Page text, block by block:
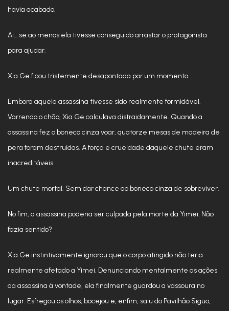
havia acabado.
Ai… se ao menos ela tivesse conseguido arrastar o protagonista
para ajudar.
Xia Ge ficou tristemente desapontada por um momento.
Embora aquela assassina tivesse sido realmente formidável.
Varrendo o chão, Xia Ge calculava distraidamente. Quando a
assassina fez o boneco cinza voar, quatorze mesas de madeira de
pera foram destruídas. A força e crueldade daquele chute eram
inacreditáveis.
Um chute mortal. Sem dar chance ao boneco cinza de sobreviver.
No fim, a assassina poderia ser culpada pela morte da Yimei. Não
fazia sentido?
Xia Ge instintivamente ignorou que o corpo atingido não teria
realmente afetado a Yimei. Denunciando mentalmente as ações
da assassina à vontade, ela finalmente guardou a vassoura no
lugar. Esfregou os olhos, bocejou e, enfim, saiu do Pavilhão Siguo,